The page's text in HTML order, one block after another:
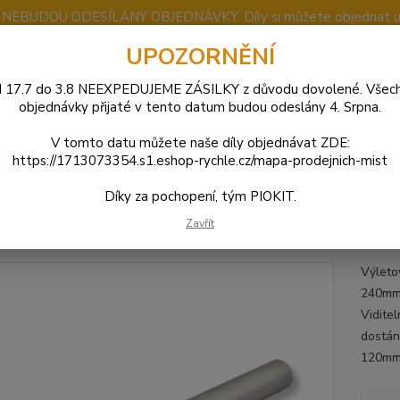
ODESÍLÁNY OBJEDNÁVKY. Díly si můžete objednat
Hledat
(Po-
rezonanční sady
UPOZORNĚNÍ
17.7 do 3.8 NEEXPEDUJEME ZÁSILKY z důvodu dovolené.
objednávky přijaté v tento datum budou odeslány 4. Srpna.
V tomto datu můžete naše díly objednávat ZDE:
https://1713073354.s1.eshop-rychle.cz/mapa-prodejnich-mist
Díky za pochopení, tým PIOKIT.
Zavřít